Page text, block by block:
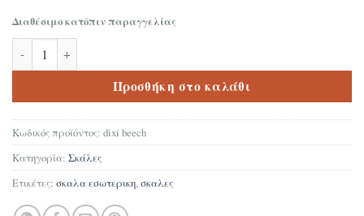
Διαθέσιμο κατόπιν παραγγελίας
Dixi beech ποσότητα
Προσθήκη στο καλάθι
Κωδικός προϊόντος: dixi beech
Κατηγορία: Σκάλες
Ετικέτες: σκαλα εσωτερικη, σκαλες